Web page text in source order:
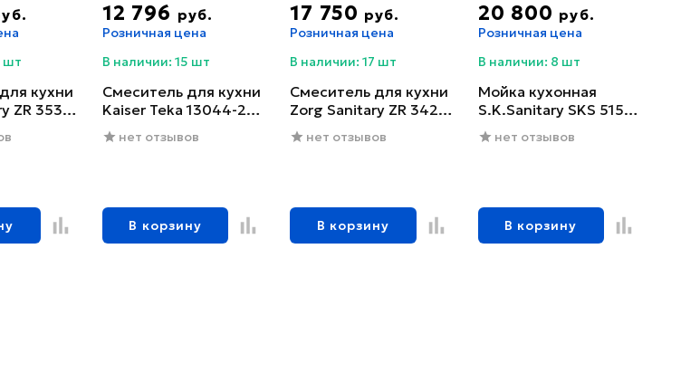
шт
кухни
ZR 353
12 796 руб.
Розничная цена
В наличии: 15 шт
Смеситель для кухни
Kaiser Teka 13044-2
черный глянцевый
нет отзывов
В корзину
17 750 руб.
Розничная цена
В наличии: 17 шт
Смеситель для кухни
Zorg Sanitary ZR 342-6
YF нет отзывов
В корзину
20 800 руб.
Розничная цена
В наличии: 8 шт
Мойка кухонная
S.K.Sanitary SKS 5151
GRAFIT с сифоном
нет отзывов
В корзину